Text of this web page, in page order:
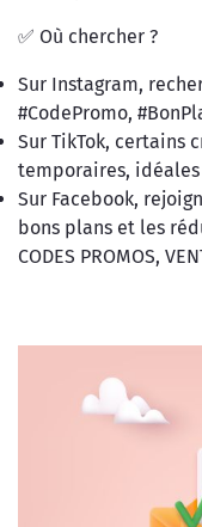
✅ Où chercher ?
Sur Instagram,
#CodePromo,
Sur TikTok, certains
temporaires,
Sur Facebook,
bons plans et les
CODES PROMOS,